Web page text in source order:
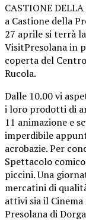
CASTIONE
a Castione della
27 aprile si terrà
VisitPresolana in
coperta del
Rucola.
Dalle 10.00 vi
i loro prodotti di
11 animazione e
imperdibile
acrobazie. Per
Spettacolo
piccini. Una
mercatini di
attivi sia il
Presolana di